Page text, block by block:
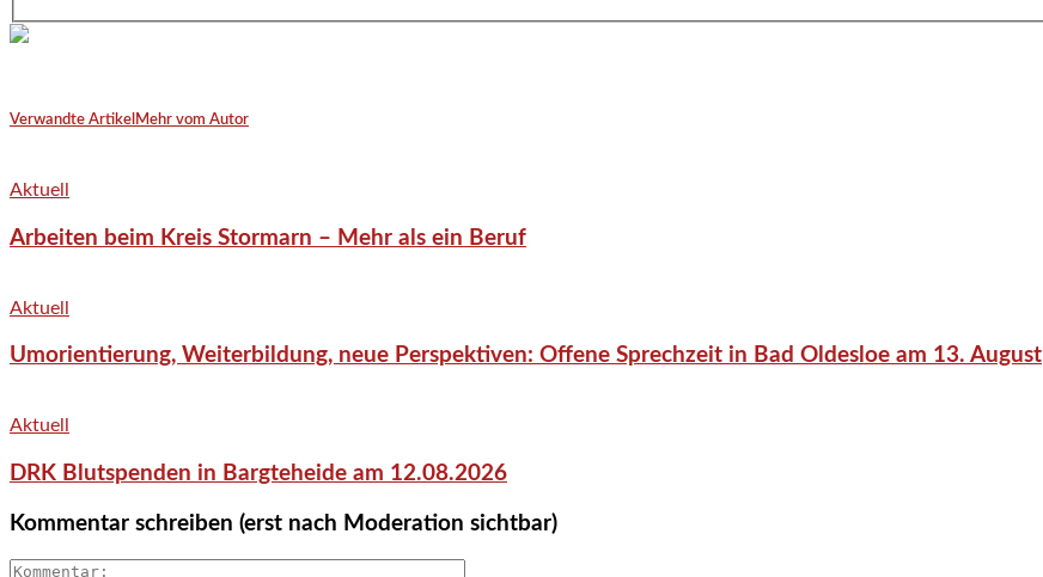
Verwandte Artikel Mehr vom Autor
Aktuell
Arbeiten beim Kreis Stormarn – Mehr als ein Beruf
Aktuell
Umorientierung, Weiterbildung, neue Perspektiven: Offene Sprechzeit in Bad Oldesloe am 13. August
Aktuell
DRK Blutspenden in Bargteheide am 12.08.2026
Kommentar schreiben (erst nach Moderation sichtbar)